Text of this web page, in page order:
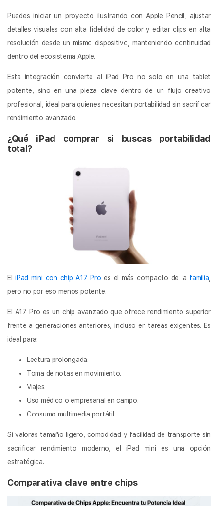
Puedes iniciar un proyecto ilustrando con Apple Pencil, ajustar
detalles visuales con alta fidelidad de color y editar clips en alta
resolución desde un mismo dispositivo, manteniendo continuidad
dentro del ecosistema Apple.
Esta integración convierte al iPad Pro no solo en una tablet
potente, sino en una pieza clave dentro de un flujo creativo
profesional, ideal para quienes necesitan portabilidad sin sacrificar
rendimiento avanzado.
¿Qué iPad comprar si buscas portabilidad
total?
EliPad mini con chip A17 Pro es el más compacto de la familia,
pero no por eso menos potente.
El A17 Pro es un chip avanzado que ofrece rendimiento superior
frente a generaciones anteriores, incluso en tareas exigentes. Es
ideal para:
Lectura prolongada.
Toma de notas en movimiento.
Viajes.
Uso médico o empresarial en campo.
Consumo multimedia portátil.
Si valoras tamaño ligero, comodidad y facilidad de transporte sin
sacrificar rendimiento moderno, el iPad mini es una opción
estratégica.
Comparativa clave entre chips